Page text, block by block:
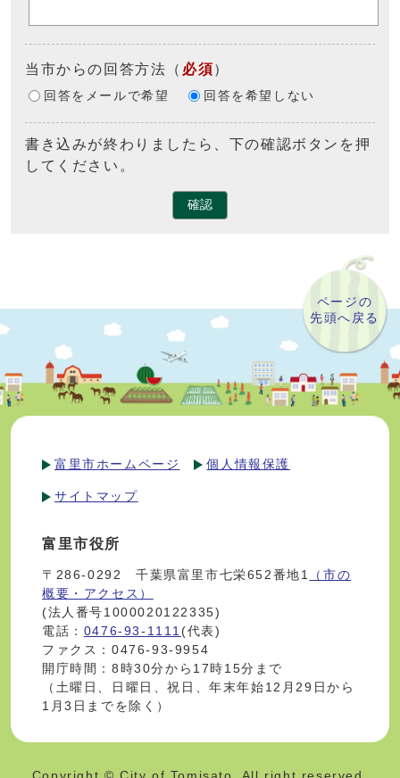
当市からの回答方法 （ 必須）
回答をメールで希望 回答を希望しない
書き込みが終わりましたら、下の確認ボタンを押
してください。
確認
ページの
先頭へ戻る
富里市ホームページ 個人情報保護
サイトマップ
富里市役所
〒286-0292 千葉県富里市七栄652番地1
（市の
概要・アクセス）
(法人番号1000020122335)
電話： 0476-93-1111(代表)
ファクス：0476-93-9954
開庁時間：8時30分から17時15分まで
（土曜日、日曜日、祝日、年末年始12月29日から
1月3日までを除く）